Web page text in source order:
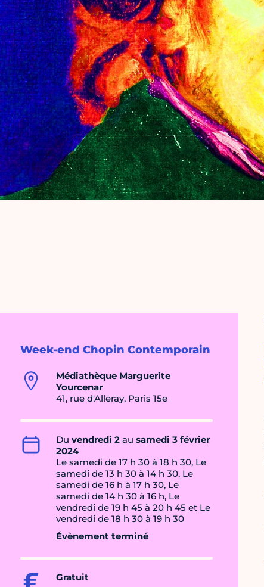
Week-end Chopin Contemporain
Médiathèque Marguerite
Yourcenar
41, rue d'Alleray, Paris 15e
Du vendredi 2 au samedi 3 février
2024
Le samedi de 17 h 30 à 18 h 30, Le
samedi de 13 h 30 à 14 h 30, Le
samedi de 16 h à 17 h 30, Le
samedi de 14 h 30 à 16 h, Le
vendredi de 19 h 45 à 20 h 45 et Le
vendredi de 18 h 30 à 19 h 30
Évènement terminé
Gratuit